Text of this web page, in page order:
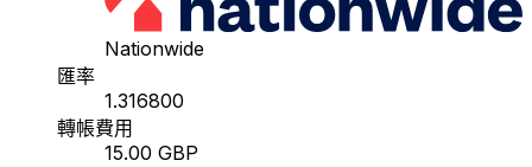
Nationwide
匯率
1.316800
轉帳費用
15.00 GBP